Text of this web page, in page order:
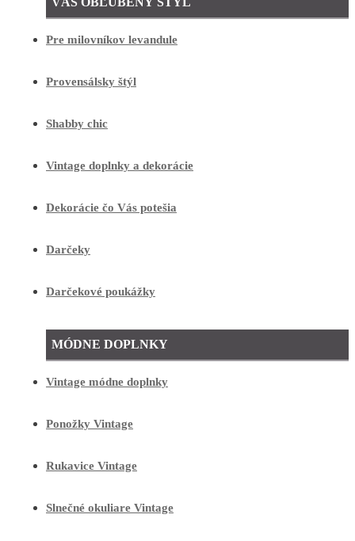
Pre milovníkov levandule
Provensálsky štýl
Shabby chic
Vintage doplnky a dekorácie
Dekorácie čo Vás potešia
Darčeky
Darčekové poukážky
MÓDNE DOPLNKY
Vintage módne doplnky
Ponožky Vintage
Rukavice Vintage
Slnečné okuliare Vintage